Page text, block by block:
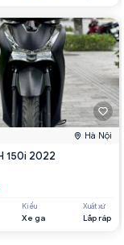
Hà Nội
150i 2022
Kiểu
Xe ga
Xuất xứ
Lắp ráp